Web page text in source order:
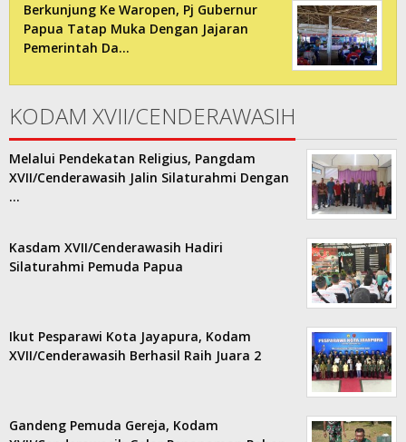
Berkunjung Ke Waropen, Pj Gubernur
Papua Tatap Muka Dengan Jajaran
Pemerintah Da…
KODAM XVII/CENDERAWASIH
Melalui Pendekatan Religius, Pangdam
XVII/Cenderawasih Jalin Silaturahmi Dengan
…
Kasdam XVII/Cenderawasih Hadiri
Silaturahmi Pemuda Papua
Ikut Pesparawi Kota Jayapura, Kodam
XVII/Cenderawasih Berhasil Raih Juara 2
Gandeng Pemuda Gereja, Kodam